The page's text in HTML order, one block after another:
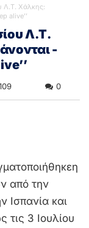
Λ.Τ. Χάλκης:
alive’’
Λ.Τ.
-
0
από την
Ισπανία και
τις 3 Ιουλίου